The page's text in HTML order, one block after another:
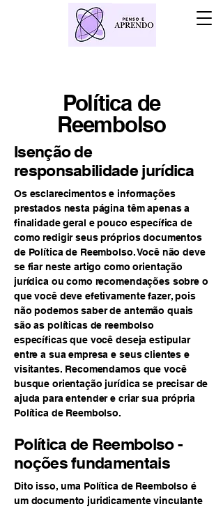
Política de
Reembolso
Isenção de
responsabilidade jurídica
Os esclarecimentos e informações
prestados nesta página têm apenas a
finalidade geral e pouco específica de
como redigir seus próprios documentos
de Política de Reembolso. Você não deve
se fiar neste artigo como orientação
jurídica ou como recomendações sobre o
que você deve efetivamente fazer, pois
não podemos saber de antemão quais
são as políticas de reembolso
específicas que você deseja estipular
entre a sua empresa e seus clientes e
visitantes. Recomendamos que você
busque orientação jurídica se precisar de
ajuda para entender e criar sua própria
Política de Reembolso.
Política de Reembolso -
noções fundamentais
Dito isso, uma Política de Reembolso é
um documento juridicamente vinculante